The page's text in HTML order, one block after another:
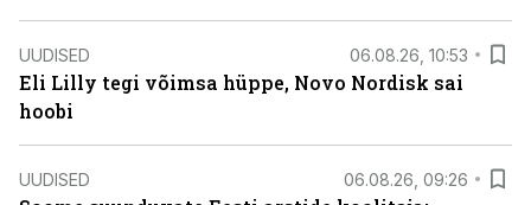
UUDISED 06.08.26, 10:53
Eli Lilly tegi võimsa hüppe, Novo Nordisk sai
hoobi
UUDISED 06.08.26, 09:26